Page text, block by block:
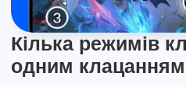
Кілька режимів
одним